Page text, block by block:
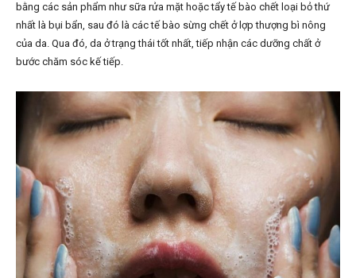
bằng các sản phẩm như sữa rửa mặt hoặc tẩy tế bào chết loại bỏ thứ
nhất là bụi bẩn, sau đó là các tế bào sừng chết ở lợp thượng bì nông
của da. Qua đó, da ở trạng thái tốt nhất, tiếp nhận các dưỡng chất ở
bước chăm sóc kế tiếp.